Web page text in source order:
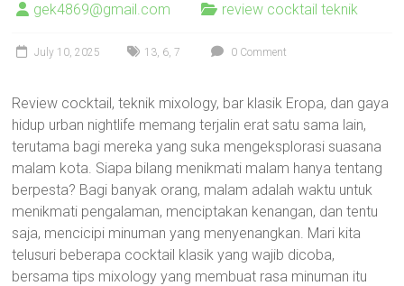
gek4869@gmail.com review cocktail teknik
July 10, 2025 13, 6,7 0 Comment
Review cocktail, teknik mixology, bar klasik Eropa, dan gaya
hidup urban nightlife memang terjalin erat satu sama lain,
terutama bagi mereka yang suka mengeksplorasi suasana
malam kota. Siapa bilang menikmati malam hanya tentang
berpesta? Bagi banyak orang, malam adalah waktu untuk
menikmati pengalaman, menciptakan kenangan, dan tentu
saja, mencicipi minuman yang menyenangkan. Mari kita
telusuri beberapa cocktail klasik yang wajib dicoba,
bersama tips mixology yang membuat rasa minuman itu